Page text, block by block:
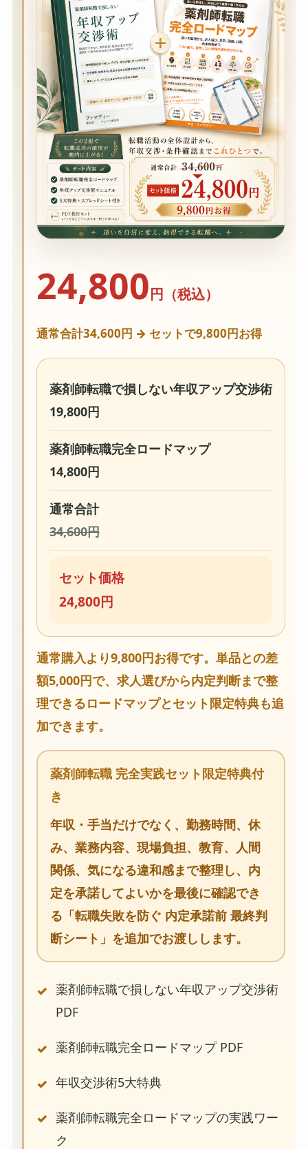
24,800円（税込）
通常合計34,600円 → セットで9,800円お得
薬剤師転職で損しない年収アップ交渉術
19,800円
薬剤師転職完全ロードマップ
14,800円
通常合計
34,600円
セット価格
24,800円
通常購入より9,800円お得です。単品との差
額5,000円で、求人選びから内定判断まで整
理できるロードマップとセット限定特典も追
加できます。
薬剤師転職 完全実践セット限定特典付
き
年収・手当だけでなく、勤務時間、休
み、業務内容、現場負担、教育、人間
関係、気になる違和感まで整理し、内
定を承諾してよいかを最後に確認でき
る「転職失敗を防ぐ 内定承諾前 最終判
断シート」を追加でお渡しします。
薬剤師転職で損しない年収アップ交渉術
PDF
薬剤師転職完全ロードマップ PDF
年収交渉術5大特典
薬剤師転職完全ロードマップの実践ワー
ク